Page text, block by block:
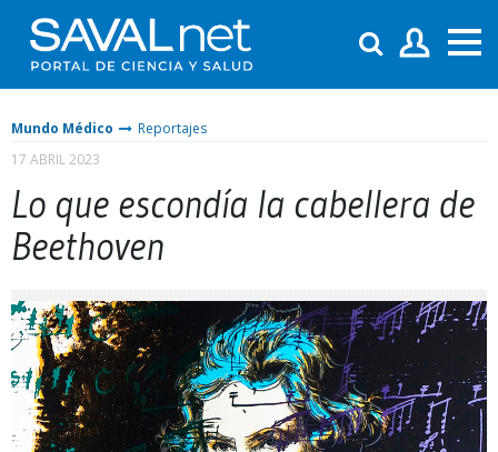
Mundo Médico
Reportajes
17 ABRIL 2023
Lo que escondía la cabellera de
Beethoven